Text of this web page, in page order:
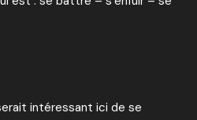
intéressant ici de se